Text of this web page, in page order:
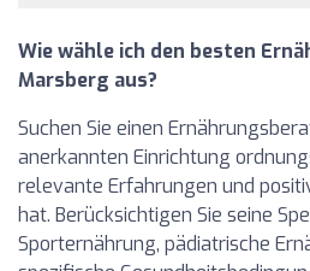
Wie wähle ich den besten
Marsberg aus?
Suchen Sie einen
anerkannten Einrichtung
relevante Erfahrungen und
hat. Berücksichtigen Sie seine
Sporternährung, pädiatrische